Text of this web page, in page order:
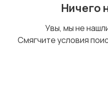
Ничего
Увы, мы не
Смягчите условия